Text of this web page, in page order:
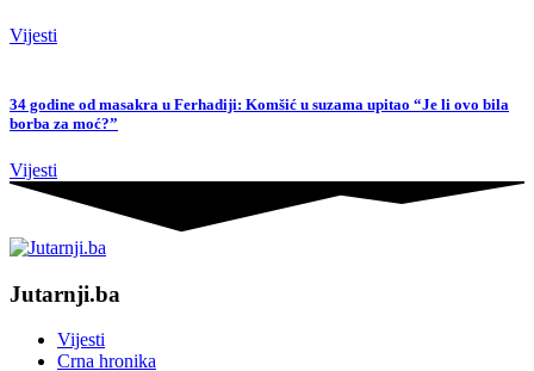
Vijesti
34 godine od masakra u Ferhadiji: Komšić u suzama upitao “Je li ovo bila
borba za moć?”
Vijesti
Jutarnji.ba
Vijesti
Crna hronika